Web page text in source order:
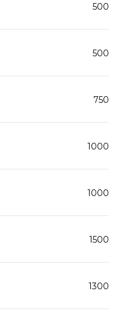
500
500
750
1000
1000
1500
1300